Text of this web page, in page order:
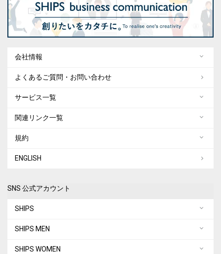
会社情報
よくあるご質問・お問い合わせ
サービス一覧
関連リンク一覧
規約
ENGLISH
SNS 公式アカウント
SHIPS
SHIPS MEN
SHIPS WOMEN